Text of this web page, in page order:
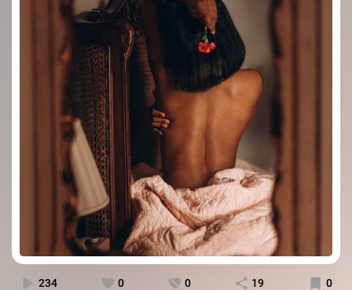
234 0 0 19 0